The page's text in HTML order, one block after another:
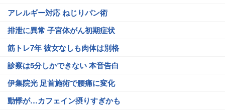
アレルギー対応 ねじりパン術
排泄に異常 子宮体がん初期症状
筋トレ7年 彼女なしも肉体は別格
診察は5分しかできない 本音告白
伊集院光 足首施術で腰痛に変化
動悸が…カフェイン摂りすぎかも